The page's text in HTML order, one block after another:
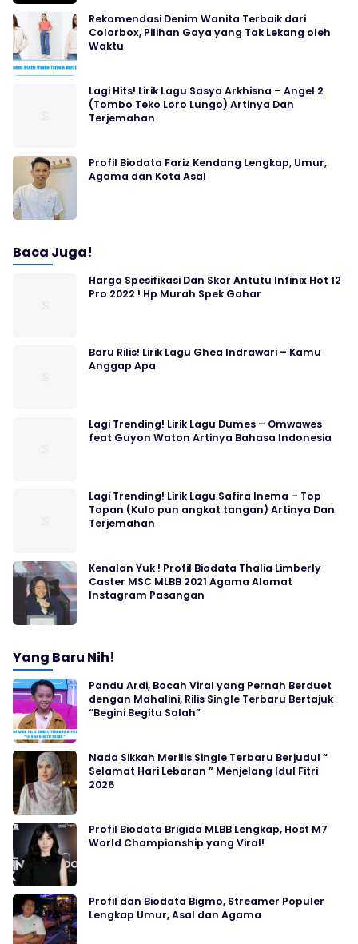
Rekomendasi Denim Wanita Terbaik dari
Colorbox, Pilihan Gaya yang Tak Lekang oleh
Waktu
Lagi Hits! Lirik Lagu Sasya Arkhisna – Angel 2
(Tombo Teko Loro Lungo) Artinya Dan
Terjemahan
Profil Biodata Fariz Kendang Lengkap, Umur,
Agama dan Kota Asal
Baca Juga!
Harga Spesifikasi Dan Skor Antutu Infinix Hot 12
Pro 2022 ! Hp Murah Spek Gahar
Baru Rilis! Lirik Lagu Ghea Indrawari – Kamu
Anggap Apa
Lagi Trending! Lirik Lagu Dumes – Omwawes
feat Guyon Waton Artinya Bahasa Indonesia
Lagi Trending! Lirik Lagu Safira Inema – Top
Topan (Kulo pun angkat tangan) Artinya Dan
Terjemahan
Kenalan Yuk ! Profil Biodata Thalia Limberly
Caster MSC MLBB 2021 Agama Alamat
Instagram Pasangan
Yang Baru Nih!
Pandu Ardi, Bocah Viral yang Pernah Berduet
dengan Mahalini, Rilis Single Terbaru Bertajuk
“Begini Begitu Salah”
Nada Sikkah Merilis Single Terbaru Berjudul “
Selamat Hari Lebaran ” Menjelang Idul Fitri
2026
Profil Biodata Brigida MLBB Lengkap, Host M7
World Championship yang Viral!
Profil dan Biodata Bigmo, Streamer Populer
Lengkap Umur, Asal dan Agama